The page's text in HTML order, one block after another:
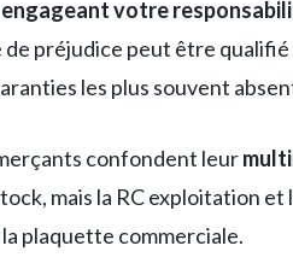
votre
préjudice peut être qualifié
les plus souvent
confondent leur
mais la RC exploitation
plaquette commerciale.